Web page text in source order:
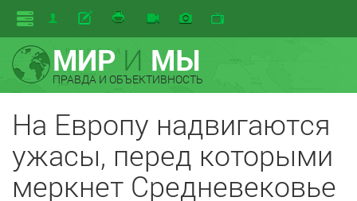
МИРИ МЫ
ПРАВДА И ОБЪЕКТИВНОСТЬ
На Европу надвигаются
ужасы, перед которыми
меркнет Средневековье